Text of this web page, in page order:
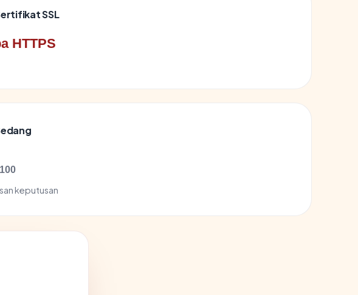
SSL
HTTPS
keputusan